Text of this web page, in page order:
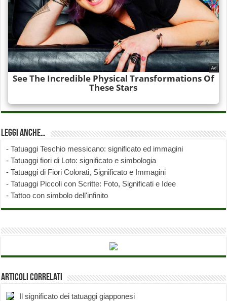
Leggi anche…
-Tatuaggi Teschio messicano: significato ed immagini
-Tatuaggi fiori di Loto: significato e simbologia
-Tatuaggi di Fiori Colorati, Significato e Immagini
-Tatuaggi Piccoli con Scritte: Foto, Significati e Idee
-Tattoo con simbolo dell'infinito
Articoli correlati
Il significato dei tatuaggi giapponesi